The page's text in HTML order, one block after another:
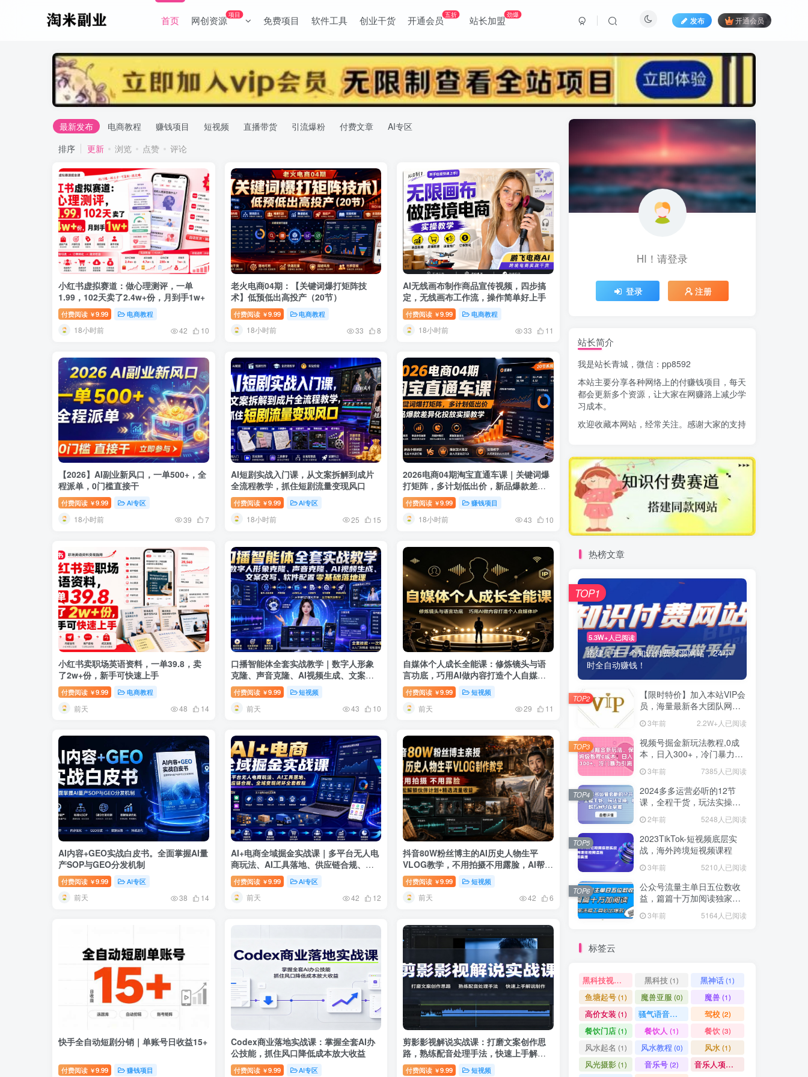
首页 网创资源项目 免费项目 软件工具 创业干货 开通会员五折 站长加盟劲爆
发布 开通会员
最新发布 电商教程 赚钱项目 短视频 直播带货 引流爆粉 付费文章
AI专区
排序
更新 浏览 点赞 评论
小红书虚拟赛道：做心理测评，一单
1.99，102天卖了2.4w+份，月到手1w+
付费阅读 ￥9.99 电商教程
18小时前 42 10
老火电商04期：【关键词爆打矩阵技
术】低预低出高投产（20节）
付费阅读 ￥9.99 电商教程
18小时前 33 8
AI无线画布制作商品宣传视频，四步搞
定，无线画布工作流，操作简单好上手
付费阅读 ￥9.99 电商教程
18小时前 33 11
【2026】AI副业新风口，一单500+，全
程派单，0门槛直接干
付费阅读 ￥9.99 AI专区
18小时前 39 7
AI短剧实战入门课，从文案拆解到成片
全流程教学，抓住短剧流量变现风口
付费阅读 ￥9.99 AI专区
18小时前 25 15
2026电商04期淘宝直通车课｜关键词爆
打矩阵，多计划低出价，新品爆款差异
化投放实操教学
付费阅读 ￥9.99 赚钱项目
18小时前 43 10
小红书卖职场英语资料，一单39.8，卖
了2w+份，新手可快速上手
付费阅读 ￥9.99 电商教程
前天 48 14
口播智能体全套实战教学｜数字人形象
克隆、声音克隆、AI视频生成、文案改
写、软件配置零基础落地课
付费阅读 ￥9.99 短视频
前天 43 10
自媒体个人成长全能课：修炼镜头与语
言功底，巧用AI做内容打造个人自媒体
IP付费阅读 ￥9.99 短视频
前天 29 11
AI内容+GEO实战白皮书。全面掌握AI量
产SOP与GEO分发机制
付费阅读 ￥9.99 AI专区
前天 38 14
AI+电商全域掘金实战课｜多平台无人电
商玩法、AI工具落地、供应链合规、全
域变现闭环全套教程
付费阅读 ￥9.99 AI专区
前天 42 12
抖音80W粉丝博主的AI历史人物生平
VLOG教学，不用拍摄不用露脸，AI帮你
搞定，轻松解锁伙伴计划+精选收益
付费阅读 ￥9.99 短视频
前天 42 6
快手全自动短剧分销｜单账号日收益15+
付费阅读 ￥9.99 赚钱项目
Codex商业落地实战课：掌握全套AI办
公技能，抓住风口降低成本放大收益
付费阅读 ￥9.99 AI专区
剪影影视解说实战课：打磨文案创作思
路，熟练配音处理手法，快速上手解说
制作
付费阅读 ￥9.99 短视频
黑科技(1) 黑神话(1)
鱼塘起号(1) 魔兽亚服 魔兽(1)
高价女装(1) 骚气语音包(1) 驾校(2)
餐饮门店(1) 餐饮人(1)
风水教程
韩国动漫(1)
HI！请登录
登录 注册
站长简介
我是站长青城，微信：pp8592
本站主要分享各种网络上的付赚钱项目，每天
都会更新多个资源，让大家在网赚路上减少学
习成本。
欢迎收藏本网站，经常关注。感谢大家的支持
热榜文章
5.3W+人已阅读
搭建：开一个知识付费资源网站，24小
时全自动赚钱！
TOP1
【限时特价】加入本站VIP会
员，海量最新各大团队网赚
内部教程全免费，每天持续
更新！
3年前 2.2W+人已阅读
TOP2
视频号掘金新玩法教程,0成
本，日入300+，冷门暴力引
流 3年前 7385人已阅读
TOP3
2024多多运营必听的12节
课，全程干货，玩法实操，
爆款方案尽在掌握
2年前 5248人已阅读
TOP4
2023TikTok-短视频底层实
战，海外跨境短视频课程
3年前 5210人已阅读
TOP5
公众号流量主单日五位数收
益，篇篇十万加阅读独家洗
稿工具必出爆款！
3年前 5164人已阅读
TOP6
标签云
黑科技视频搬运 (1)黑科技(1) 黑神话(1)
鱼塘起号(1) 魔兽亚服 (0) 魔兽(1)
高价女装 (1) 骚气语音包 驾校(2)
餐饮门店(1) 餐饮人 (1) 餐饮(3)
风水起名 (1) 风水教程 (0) 风水 (1)
风光摄影(1) 音乐号(2) 音乐人项目